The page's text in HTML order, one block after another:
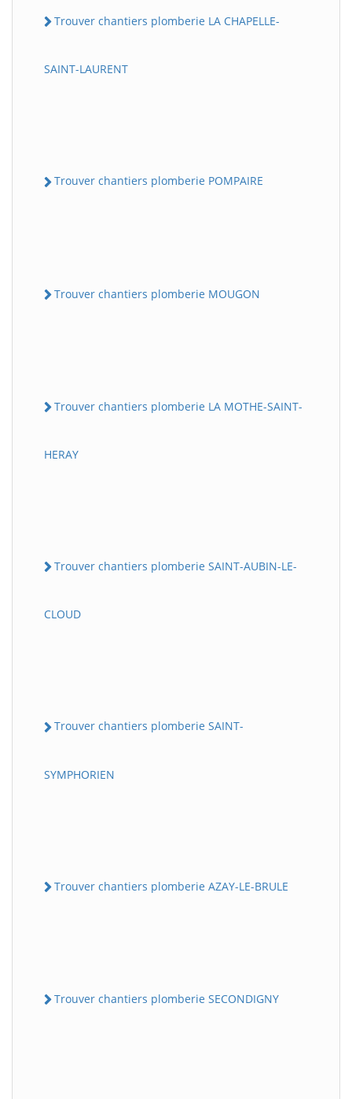
Trouver chantiers plomberie LA CHAPELLE-
SAINT-LAURENT
Trouver chantiers plomberie POMPAIRE
Trouver chantiers plomberie MOUGON
Trouver chantiers plomberie LA MOTHE-SAINT-
HERAY
Trouver chantiers plomberie SAINT-AUBIN-LE-
CLOUD
Trouver chantiers plomberie SAINT-
SYMPHORIEN
Trouver chantiers plomberie AZAY-LE-BRULE
Trouver chantiers plomberie SECONDIGNY